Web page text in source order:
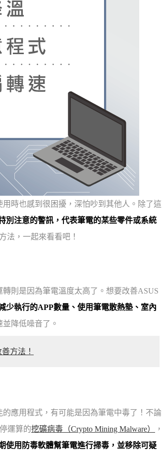
時也感到很困擾，深怕吵到其他人。除了這
別注意的警訊，代表筆電的某些零件或系統
法，一起來看看吧！
則是因為筆電溫度太高了。想要改善ASUS
少執行的APP數量、使用筆電散熱墊、室內
降低噪音了。
方法！
應用程式，有可能是因為筆電中毒了！不論
運算的挖礦病毒（Crypto Mining Malware）
，
使用防毒軟體幫筆電進行掃毒，並移除可疑